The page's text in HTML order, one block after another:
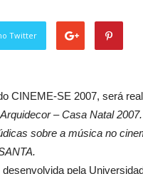
Twitter
CINEME-SE 2007, será
– Casa Natal
sobre a música no
pela